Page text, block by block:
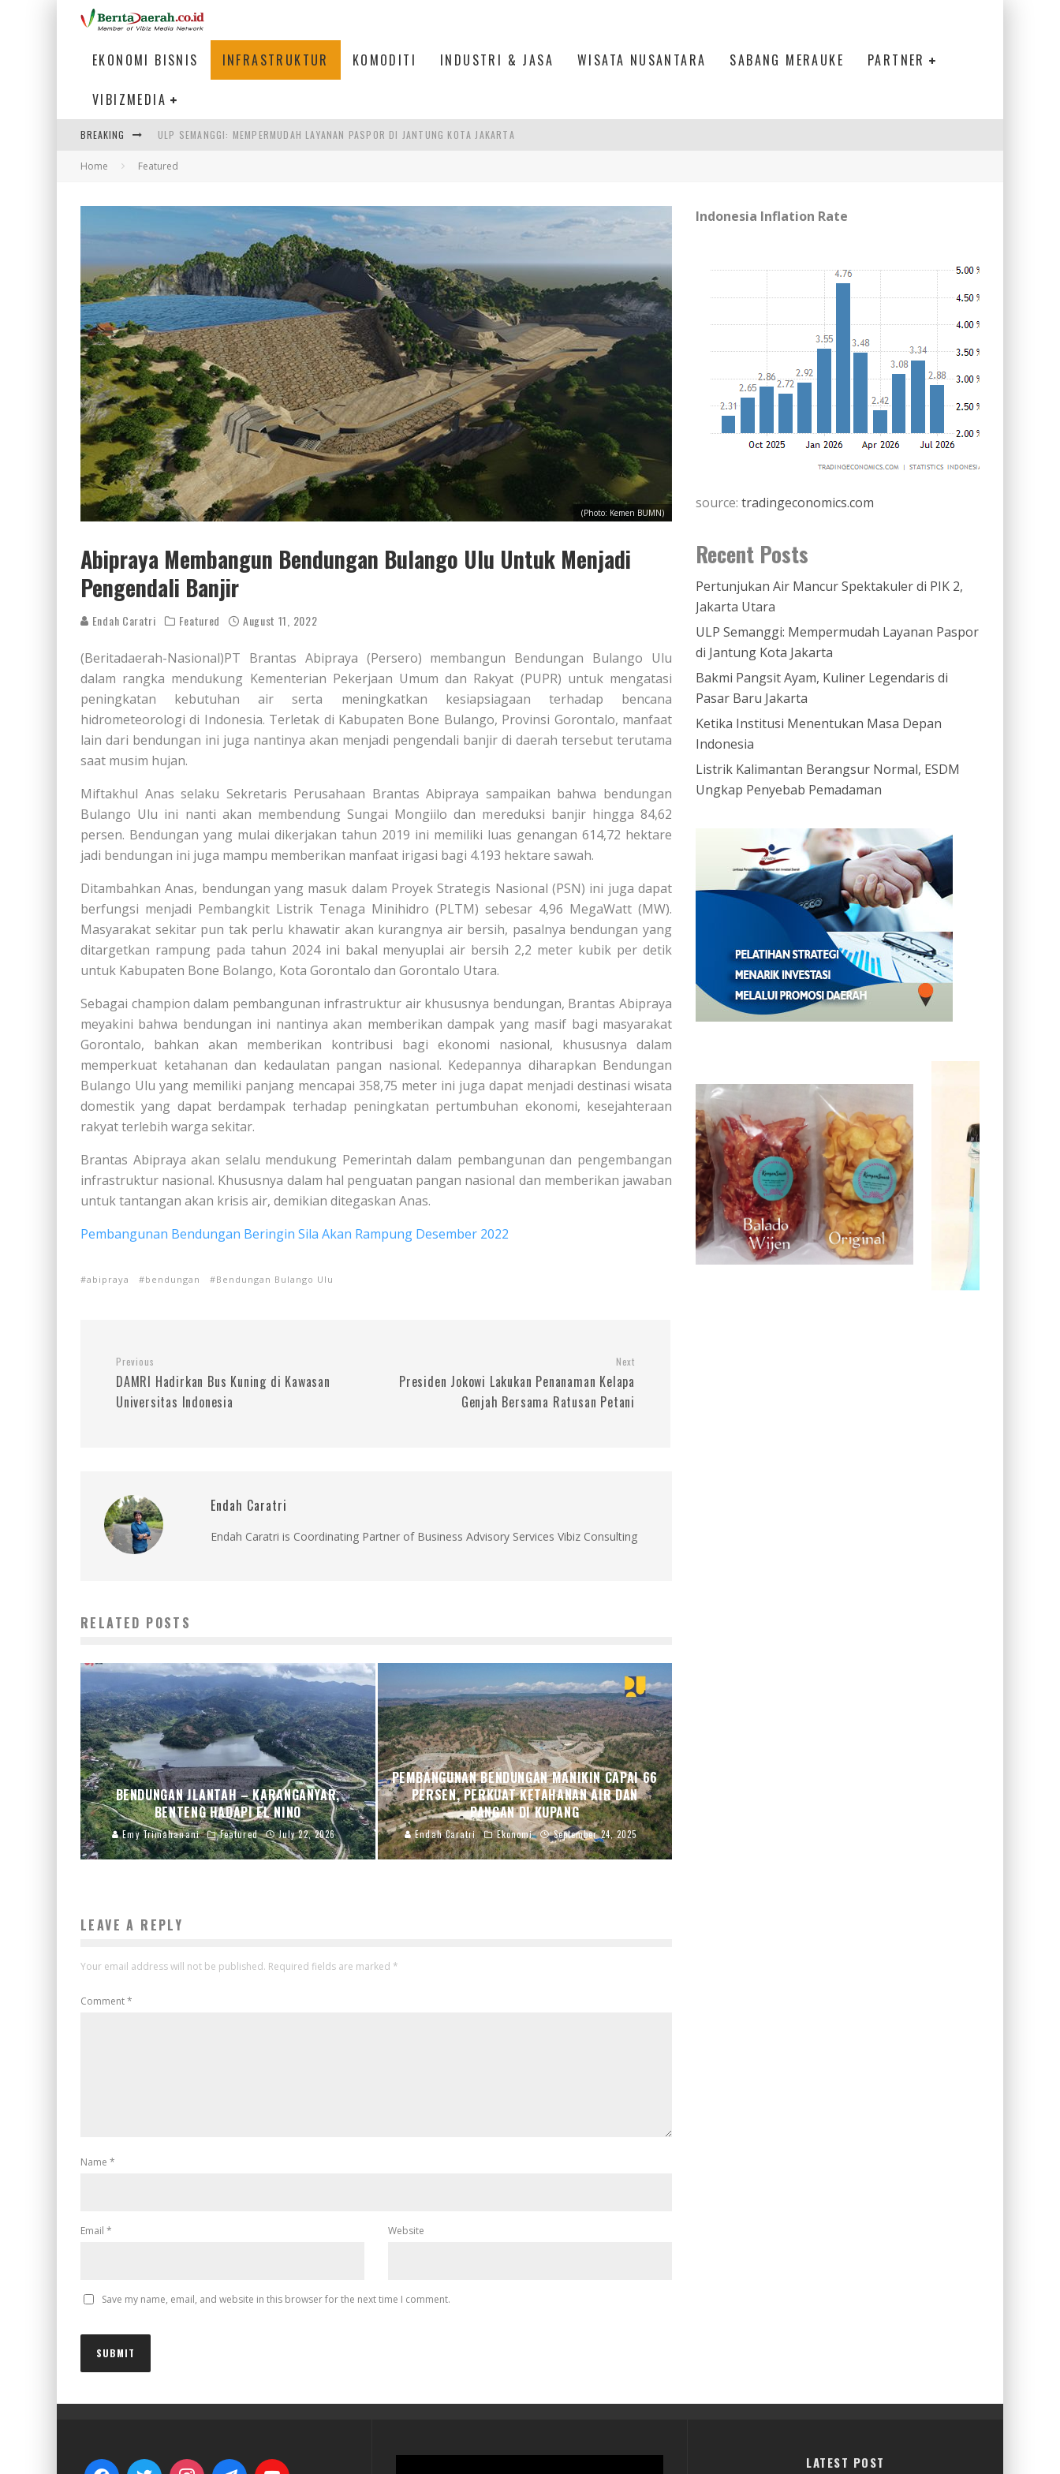
EKONOMI BISNIS INFRASTRUKTUR KOMODITI INDUSTRI & JASA WISATA NUSANTARA SABANG MERAUKE PARTNER
VIBIZMEDIA
BREAKING
PERTUNJUKAN AIR MANCUR SPEKTAKULER DI PIK 2, JAKARTA UTARA
Home Featured
(Photo: Kemen BUMN)
Abipraya Membangun Bendungan Bulango Ulu Untuk Menjadi
Pengendali Banjir
Endah Caratri Featured August 11, 2022
(Beritadaerah-Nasional)PT Brantas Abipraya (Persero) membangun Bendungan Bulango Ulu
dalam rangka mendukung Kementerian Pekerjaan Umum dan Rakyat (PUPR) untuk mengatasi
peningkatan kebutuhan air serta meningkatkan kesiapsiagaan terhadap bencana
hidrometeorologi di Indonesia. Terletak di Kabupaten Bone Bulango, Provinsi Gorontalo, manfaat
lain dari bendungan ini juga nantinya akan menjadi pengendali banjir di daerah tersebut terutama
saat musim hujan.
Miftakhul Anas selaku Sekretaris Perusahaan Brantas Abipraya sampaikan bahwa bendungan
Bulango Ulu ini nanti akan membendung Sungai Mongiilo dan mereduksi banjir hingga 84,62
persen. Bendungan yang mulai dikerjakan tahun 2019 ini memiliki luas genangan 614,72 hektare
jadi bendungan ini juga mampu memberikan manfaat irigasi bagi 4.193 hektare sawah.
Ditambahkan Anas, bendungan yang masuk dalam Proyek Strategis Nasional (PSN) ini juga dapat
berfungsi menjadi Pembangkit Listrik Tenaga Minihidro (PLTM) sebesar 4,96 MegaWatt (MW).
Masyarakat sekitar pun tak perlu khawatir akan kurangnya air bersih, pasalnya bendungan yang
ditargetkan rampung pada tahun 2024 ini bakal menyuplai air bersih 2,2 meter kubik per detik
untuk Kabupaten Bone Bolango, Kota Gorontalo dan Gorontalo Utara.
Sebagai champion dalam pembangunan infrastruktur air khususnya bendungan, Brantas Abipraya
meyakini bahwa bendungan ini nantinya akan memberikan dampak yang masif bagi masyarakat
Gorontalo, bahkan akan memberikan kontribusi bagi ekonomi nasional, khususnya dalam
memperkuat ketahanan dan kedaulatan pangan nasional. Kedepannya diharapkan Bendungan
Bulango Ulu yang memiliki panjang mencapai 358,75 meter ini juga dapat menjadi destinasi wisata
domestik yang dapat berdampak terhadap peningkatan pertumbuhan ekonomi, kesejahteraan
rakyat terlebih warga sekitar.
Brantas Abipraya akan selalu mendukung Pemerintah dalam pembangunan dan pengembangan
infrastruktur nasional. Khususnya dalam hal penguatan pangan nasional dan memberikan jawaban
untuk tantangan akan krisis air, demikian ditegaskan Anas.
Pembangunan Bendungan Beringin Sila Akan Rampung Desember 2022
abipraya bendungan Bendungan Bulango Ulu
Previous
DAMRI Hadirkan Bus Kuning di Kawasan
Universitas Indonesia
Next
Presiden Jokowi Lakukan Penanaman Kelapa
Genjah Bersama Ratusan Petani
Endah Caratri
Endah Caratri is Coordinating Partner of Business Advisory Services Vibiz Consulting
RELATED POSTS
BENDUNGAN JLANTAH – KARANGANYAR,
BENTENG HADAPI EL NINO
Emy Trimahanani Featured July 22, 2026
PEMBANGUNAN BENDUNGAN MANIKIN CAPAI 66
PERSEN, PERKUAT KETAHANAN AIR DAN
PANGAN DI KUPANG
Endah Caratri Ekonomi September 24, 2025
LEAVE A REPLY
Your email address will not be published. Required fields are marked *
Comment*
Name *
Email * Website
Save my name, email, and website in this browser for the next time I comment.
Indonesia Inflation Rate
source: tradingeconomics.com
Recent Posts
Pertunjukan Air Mancur Spektakuler di PIK 2,
Jakarta Utara
ULP Semanggi: Mempermudah Layanan Paspor
di Jantung Kota Jakarta
Bakmi Pangsit Ayam, Kuliner Legendaris di
Pasar Baru Jakarta
Ketika Institusi Menentukan Masa Depan
Indonesia
Listrik Kalimantan Berangsur Normal, ESDM
Ungkap Penyebab Pemadaman
LATEST POST